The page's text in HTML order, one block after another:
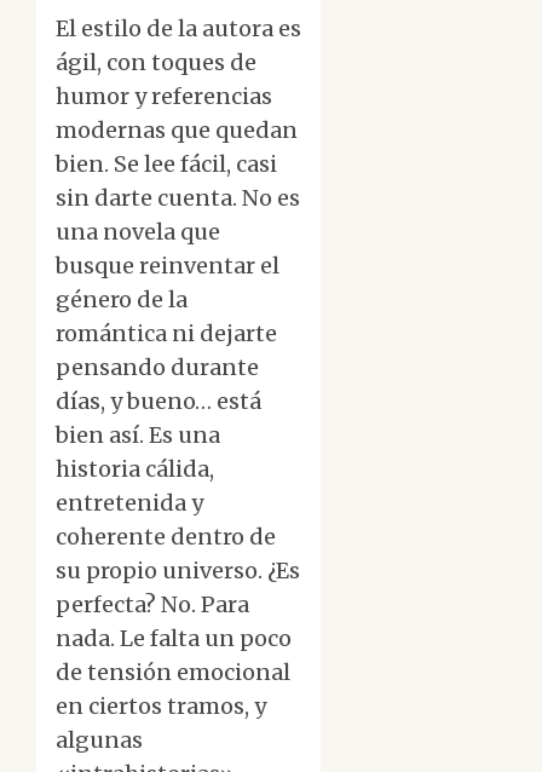
El estilo de la autora es
ágil, con toques de
humor y referencias
modernas que quedan
bien. Se lee fácil, casi
sin darte cuenta. No es
una novela que
busque reinventar el
género de la
romántica ni dejarte
pensando durante
días, y bueno… está
bien así. Es una
historia cálida,
entretenida y
coherente dentro de
su propio universo. ¿Es
perfecta? No. Para
nada. Le falta un poco
de tensión emocional
en ciertos tramos, y
algunas